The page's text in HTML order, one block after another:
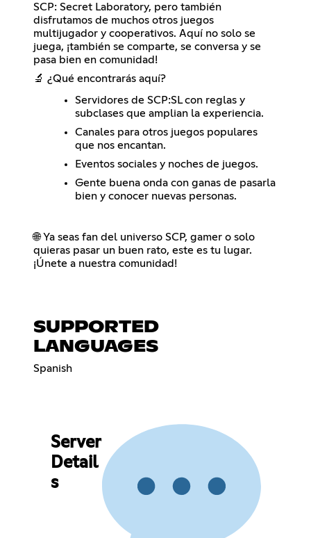
SCP: Secret Laboratory, pero también
disfrutamos de muchos otros juegos
multijugador y cooperativos. Aquí no solo se
juega, ¡también se comparte, se conversa y se
pasa bien en comunidad!
🔬 ¿Qué encontrarás aquí?
Servidores de SCP:SL con reglas y
subclases que amplian la experiencia.
Canales para otros juegos populares
que nos encantan.
Eventos sociales y noches de juegos.
Gente buena onda con ganas de pasarla
bien y conocer nuevas personas.
🌐 Ya seas fan del universo SCP, gamer o solo
quieras pasar un buen rato, este es tu lugar.
¡Únete a nuestra comunidad!
SUPPORTED
LANGUAGES
Spanish
Server
Detail
s